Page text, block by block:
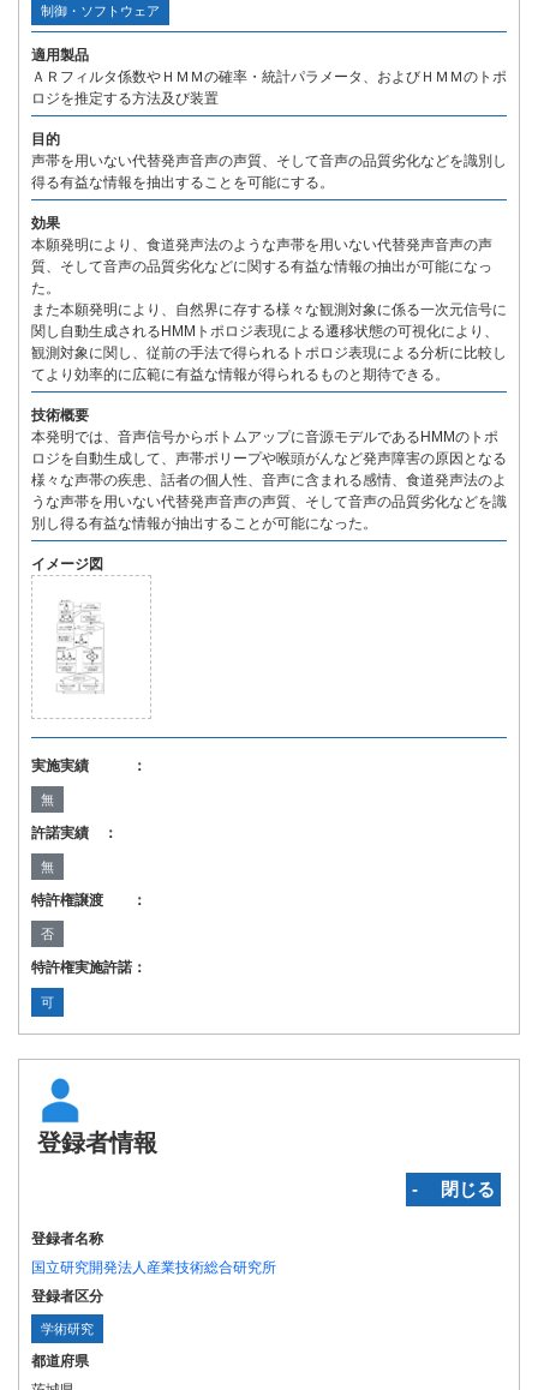
制御・ソフトウェア
適用製品
ＡＲフィルタ係数やＨＭＭの確率・統計パラメータ、およびＨＭＭのトポ
ロジを推定する方法及び装置
目的
声帯を用いない代替発声音声の声質、そして音声の品質劣化などを識別し
得る有益な情報を抽出することを可能にする。
効果
本願発明により、食道発声法のような声帯を用いない代替発声音声の声
質、そして音声の品質劣化などに関する有益な情報の抽出が可能になっ
た。
また本願発明により、自然界に存する様々な観測対象に係る一次元信号に
関し自動生成されるHMMトポロジ表現による遷移状態の可視化により、
観測対象に関し、従前の手法で得られるトポロジ表現による分析に比較し
てより効率的に広範に有益な情報が得られるものと期待できる。
技術概要
本発明では、音声信号からボトムアップに音源モデルであるHMMのトポ
ロジを自動生成して、声帯ポリープや喉頭がんなど発声障害の原因となる
様々な声帯の疾患、話者の個人性、音声に含まれる感情、食道発声法のよ
うな声帯を用いない代替発声音声の声質、そして音声の品質劣化などを識
別し得る有益な情報が抽出することが可能になった。
イメージ図
実施実績 ：
無
許諾実績 ：
無
特許権譲渡 ：
否
特許権実施許諾：
可
登録者情報
‐ 閉じる
登録者名称
国立研究開発法人産業技術総合研究所
登録者区分
学術研究
都道府県